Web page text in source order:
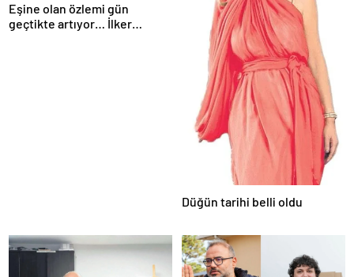
Eşine olan özlemi gün
geçtikte artıyor… İlker
Düğün tarihi belli oldu